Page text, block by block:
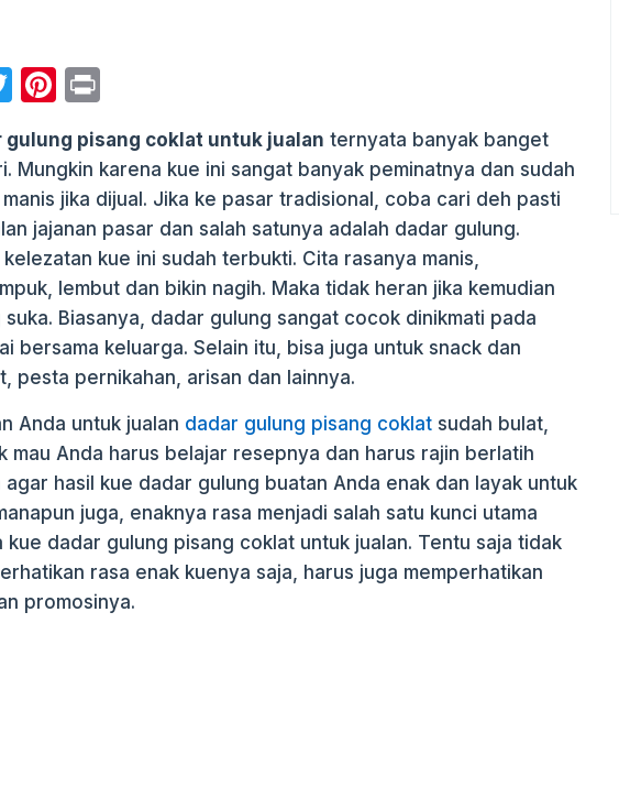
T
itt
er
Pi
er
e
st
nt
gulung pisang coklat untuk jualan ternyata banyak banget
Mungkin karena kue ini sangat banyak peminatnya dan sudah
jika dijual. Jika ke pasar tradisional, coba cari deh pasti
jajanan pasar dan salah satunya adalah dadar gulung.
kelezatan kue ini sudah terbukti. Cita rasanya manis,
lembut dan bikin nagih. Maka tidak heran jika kemudian
suka. Biasanya, dadar gulung sangat cocok dinikmati pada
bersama keluarga. Selain itu, bisa juga untuk snack dan
pesta pernikahan, arisan dan lainnya.
Anda untuk jualan dadar gulung pisang coklat sudah bulat,
mau Anda harus belajar resepnya dan harus rajin berlatih
agar hasil kue dadar gulung buatan Anda enak dan layak untuk
juga, enaknya rasa menjadi salah satu kunci utama
kue dadar gulung pisang coklat untuk jualan. Tentu saja tidak
rasa enak kuenya saja, harus juga memperhatikan
promosinya.